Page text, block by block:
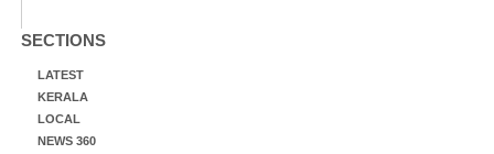
SECTIONS
LATEST
KERALA
LOCAL
NEWS 360